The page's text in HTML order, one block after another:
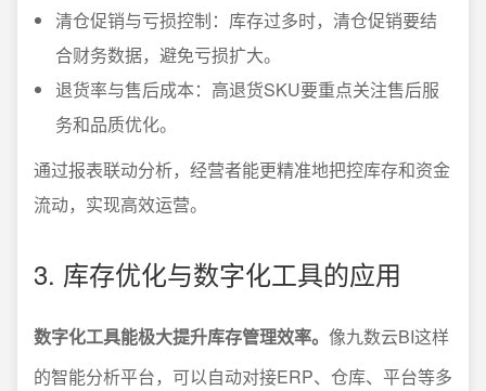
清仓促销与亏损控制：库存过多时，清仓促销要结
合财务数据，避免亏损扩大。
退货率与售后成本：高退货SKU要重点关注售后服
务和品质优化。
通过报表联动分析，经营者能更精准地把控库存和资金
流动，实现高效运营。
3. 库存优化与数字化工具的应用
数字化工具能极大提升库存管理效率。 像九数云BI这样
的智能分析平台，可以自动对接ERP、仓库、平台等多